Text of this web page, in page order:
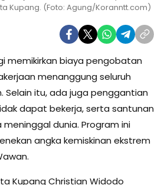
Kupang. (Foto: Agung/Koranntt.com)
memikirkan biaya pengobatan
menanggung seluruh
Selain itu, ada juga penggantian
dapat bekerja, serta santunan
meninggal dunia. Program ini
angka kemiskinan ekstrem
Kupang Christian Widodo